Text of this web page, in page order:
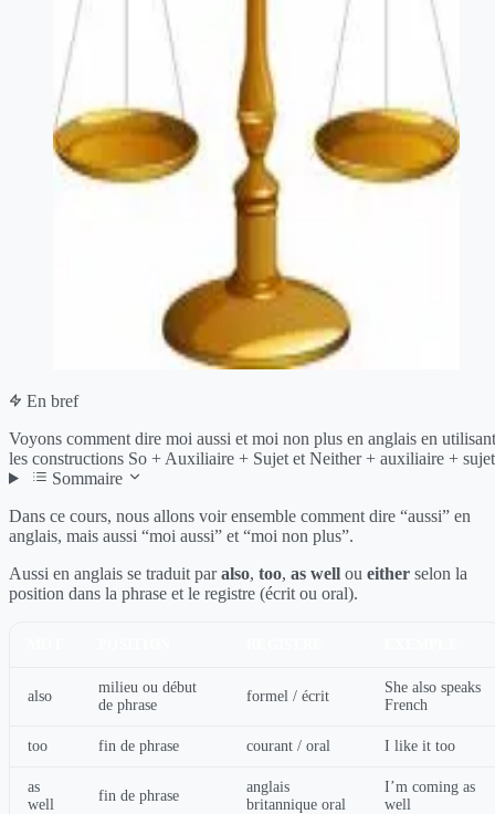
En bref
Voyons comment dire moi aussi et moi non plus en anglais en utilisant
les constructions So + Auxiliaire + Sujet et Neither + auxiliaire +
Sommaire
Dans ce cours, nous allons voir ensemble comment dire “aussi” en
anglais, mais aussi “moi aussi” et “moi non plus”.
Aussi en anglais se traduit paralso, too, as well ou either selon la
position dans la phrase et le registre (écrit ou oral).
also
milieu ou début
de phrase
formel / écrit
She also speaks
French
too fin de phrase courant / oral I like it too
as
well
fin de phrase
anglais
britannique oral
I’m coming as
well